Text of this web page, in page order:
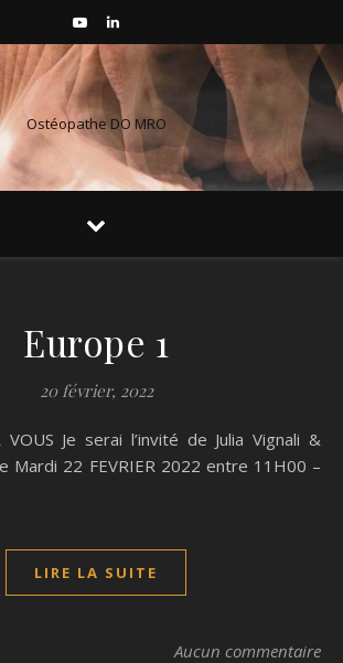
Ostéopathe DO MRO
Europe 1
20 février, 2022
Mardi 22 FEVRIER 2022 entre 11H00 –
LIRE LA SUITE
Aucun commentaire